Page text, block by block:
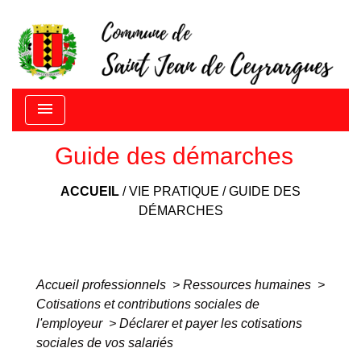
menu
Guide des démarches
ACCUEIL /VIE PRATIQUE /GUIDE DES
DÉMARCHES
Accueil professionnels > Ressources humaines >
Cotisations et contributions sociales de
l'employeur > Déclarer et payer les cotisations
sociales de vos salariés